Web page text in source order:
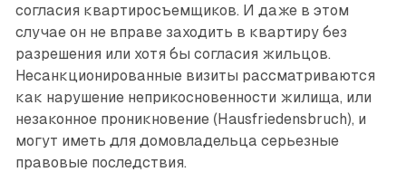
согласия квартиросъемщиков. И даже в этом
случае он не вправе заходить в квартиру без
разрешения или хотя бы согласия жильцов.
Несанкционированные визиты рассматриваются
как нарушение неприкосновенности жилища, или
незаконное проникновение (Hausfriedensbruch), и
могут иметь для домовладельца серьезные
правовые последствия.